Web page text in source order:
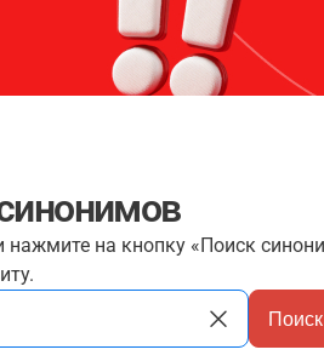
нажмите на кнопку «Поиск